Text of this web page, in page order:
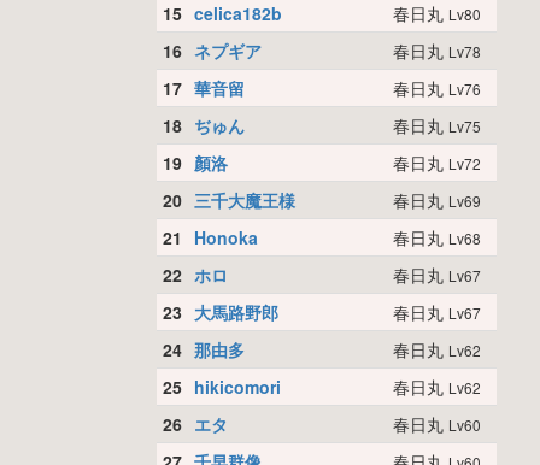
15 celica182b 春日丸 Lv80
16 ネプギア 春日丸 Lv78
17 華音留 春日丸 Lv76
18 ぢゅん 春日丸 Lv75
19 顏洛 春日丸 Lv72
20 三千大魔王様 春日丸 Lv69
21 Honoka 春日丸 Lv68
22 ホロ 春日丸 Lv67
23 大馬路野郎 春日丸 Lv67
24 那由多 春日丸 Lv62
25 hikicomori 春日丸 Lv62
26 エタ 春日丸 Lv60